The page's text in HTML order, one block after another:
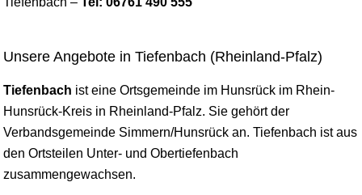
Unsere Angebote in Tiefenbach (Rheinland-Pfalz)
Tiefenbach ist eine Ortsgemeinde im Hunsrück im Rhein-
Hunsrück-Kreis in Rheinland-Pfalz. Sie gehört der
Verbandsgemeinde Simmern/Hunsrück an. Tiefenbach ist aus
den Ortsteilen Unter- und Obertiefenbach
zusammengewachsen.